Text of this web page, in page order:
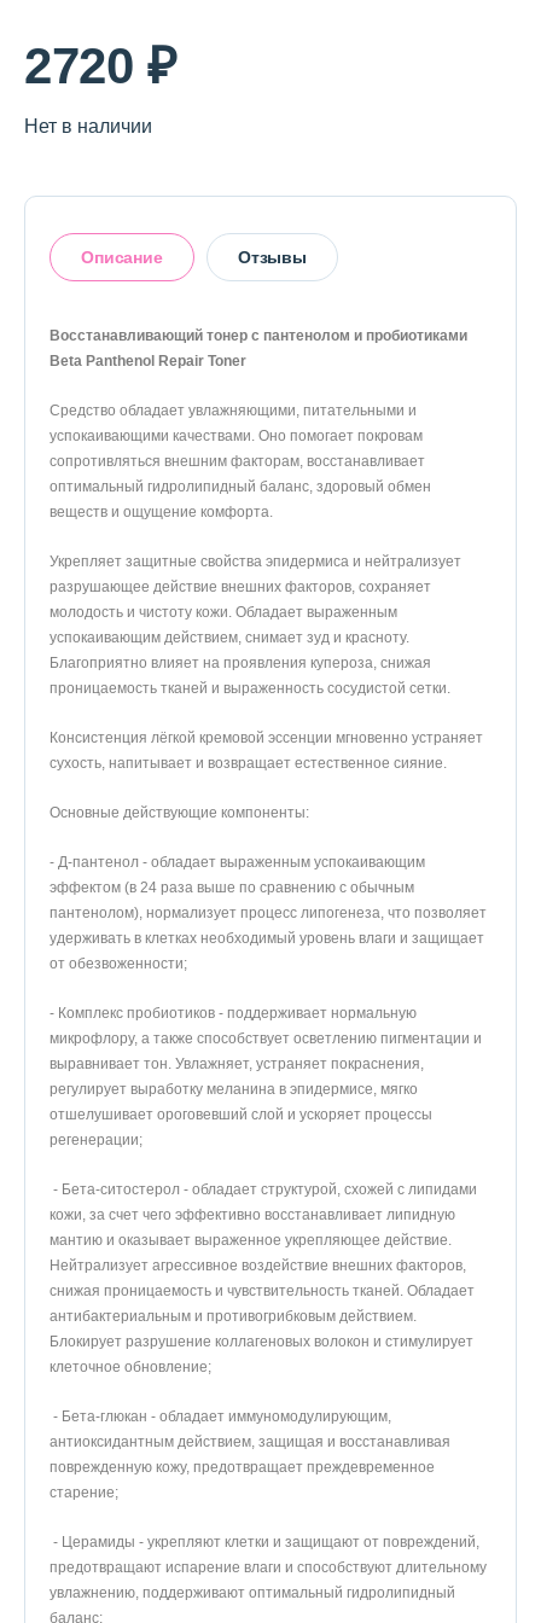
Доставка и оплата
Политика конфиденциальности
+7 (996) 962 69 66
2720 ₽
Нет в наличии
Описание Отзывы
Восстанавливающий тонер с пантенолом и пробиотиками
Beta Panthenol Repair Toner
Средство обладает увлажняющими, питательными и
успокаивающими качествами. Оно помогает покровам
сопротивляться внешним факторам, восстанавливает
оптимальный гидролипидный баланс, здоровый обмен
веществ и ощущение комфорта.
Укрепляет защитные свойства эпидермиса и нейтрализует
разрушающее действие внешних факторов, сохраняет
молодость и чистоту кожи. Обладает выраженным
успокаивающим действием, снимает зуд и красноту.
Благоприятно влияет на проявления купероза, снижая
проницаемость тканей и выраженность сосудистой сетки.
Консистенция лёгкой кремовой эссенции мгновенно устраняет
сухость, напитывает и возвращает естественное сияние.
Основные действующие компоненты:
- Д-пантенол - обладает выраженным успокаивающим
эффектом (в 24 раза выше по сравнению с обычным
пантенолом), нормализует процесс липогенеза, что позволяет
удерживать в клетках необходимый уровень влаги и защищает
от обезвоженности;
- Комплекс пробиотиков - поддерживает нормальную
микрофлору, а также способствует осветлению пигментации и
выравнивает тон. Увлажняет, устраняет покраснения,
регулирует выработку меланина в эпидермисе, мягко
отшелушивает ороговевший слой и ускоряет процессы
регенерации;
- Бета-ситостерол - обладает структурой, схожей с липидами
кожи, за счет чего эффективно восстанавливает липидную
мантию и оказывает выраженное укрепляющее действие.
Нейтрализует агрессивное воздействие внешних факторов,
снижая проницаемость и чувствительность тканей. Обладает
антибактериальным и противогрибковым действием.
Блокирует разрушение коллагеновых волокон и стимулирует
клеточное обновление;
- Бета-глюкан - обладает иммуномодулирующим,
антиоксидантным действием, защищая и восстанавливая
поврежденную кожу, предотвращает преждевременное
старение;
- Церамиды - укрепляют клетки и защищают от повреждений,
предотвращают испарение влаги и способствуют длительному
увлажнению, поддерживают оптимальный гидролипидный
баланс;